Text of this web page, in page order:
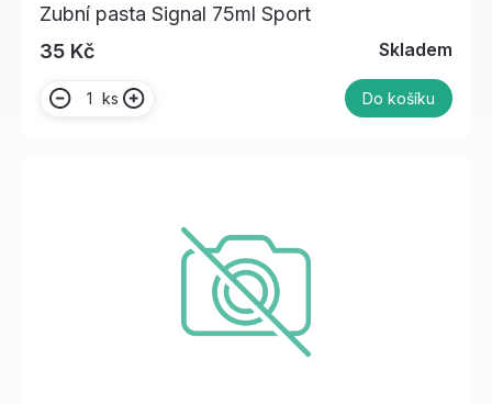
Zubní pasta Signal 75ml Sport
35 Kč
Skladem
ks Do košíku